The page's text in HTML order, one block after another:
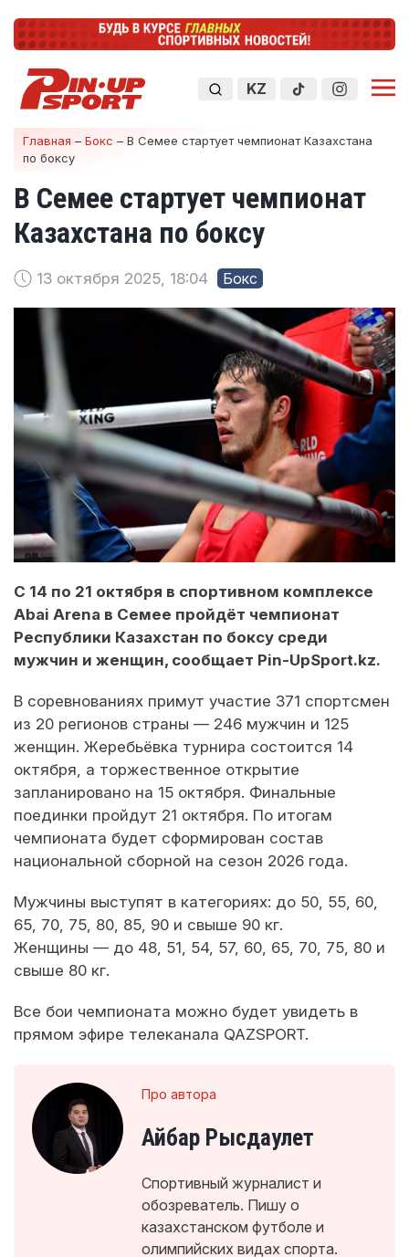
KZ
Главная – Бокс – В Семее стартует чемпионат Казахстана
по боксу
В Семее стартует чемпионат
Казахстана по боксу
13 октября 2025, 18:04 Бокс
С 14 по 21 октября в спортивном комплексе
Abai Arena в Семее пройдёт чемпионат
Республики Казахстан по боксу среди
мужчин и женщин, сообщает Pin-UpSport.kz.
В соревнованиях примут участие 371 спортсмен
из 20 регионов страны — 246 мужчин и 125
женщин. Жеребьёвка турнира состоится 14
октября, а торжественное открытие
запланировано на 15 октября. Финальные
поединки пройдут 21 октября. По итогам
чемпионата будет сформирован состав
национальной сборной на сезон 2026 года.
Мужчины выступят в категориях: до 50, 55, 60,
65, 70, 75, 80, 85, 90 и свыше 90 кг.
Женщины — до 48, 51, 54, 57, 60, 65, 70, 75, 80 и
свыше 80 кг.
Все бои чемпионата можно будет увидеть в
прямом эфире телеканала QAZSPORT.
Про автора
Айбар Рысдаулет
Спортивный журналист и
обозреватель. Пишу о
казахстанском футболе и
олимпийских видах спорта.